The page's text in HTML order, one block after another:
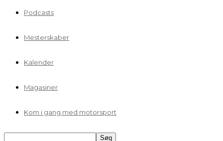
Podcasts
Mesterskaber
Kalender
Magasiner
Kom i gang med motorsport